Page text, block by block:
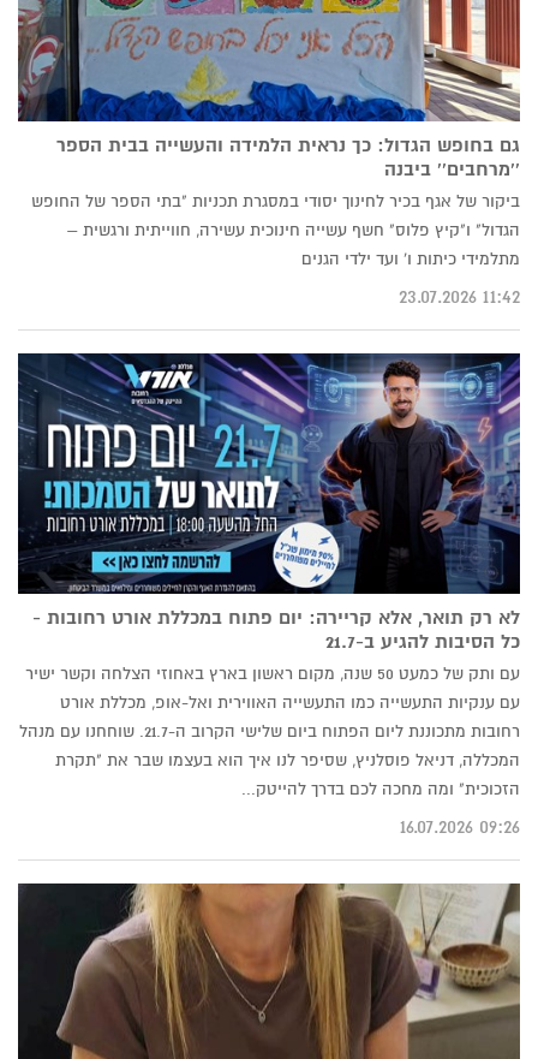
גם בחופש הגדול: כך נראית הלמידה והעשייה בבית הספר
''מרחבים'' ביבנה
ביקור של אגף בכיר לחינוך יסודי במסגרת תכניות "בתי הספר של החופש
הגדול" ו"קיץ פלוס" חשף עשייה חינוכית עשירה, חווייתית ורגשית –
מתלמידי כיתות ו' ועד ילדי הגנים
11:42 23.07.2026
לא רק תואר, אלא קריירה: יום פתוח במכללת אורט רחובות -
כל הסיבות להגיע ב-21.7
עם ותק של כמעט 50 שנה, מקום ראשון בארץ באחוזי הצלחה וקשר ישיר
עם ענקיות התעשייה כמו התעשייה האווירית ואל-אופ, מכללת אורט
רחובות מתכוננת ליום הפתוח ביום שלישי הקרוב ה-21.7. שוחחנו עם מנהל
המכללה, דניאל פוסלניץ, שסיפר לנו איך הוא בעצמו שבר את "תקרת
הזכוכית" ומה מחכה לכם בדרך להייטק...
09:26 16.07.2026